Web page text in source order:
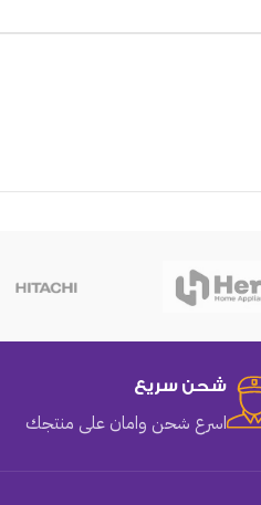
شحن سريع
اسرع شحن وامان على منتجك